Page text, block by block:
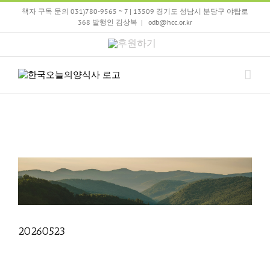
Skip
책자 구독 문의 031)780-9565 ~ 7 | 13509 경기도 성남시 분당구 야탑로
368 발행인 김상복 | odb@hcc.or.kr
후
기
20260523